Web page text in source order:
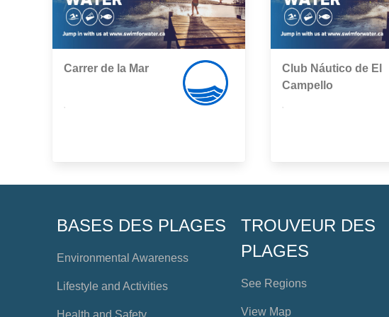
Carrer de la Mar
Club Náutico de El
Campello
BASES DES PLAGES
Environmental Awareness
Lifestyle and Activities
Health and Safety
TROUVEUR DES
PLAGES
See Regions
View Map